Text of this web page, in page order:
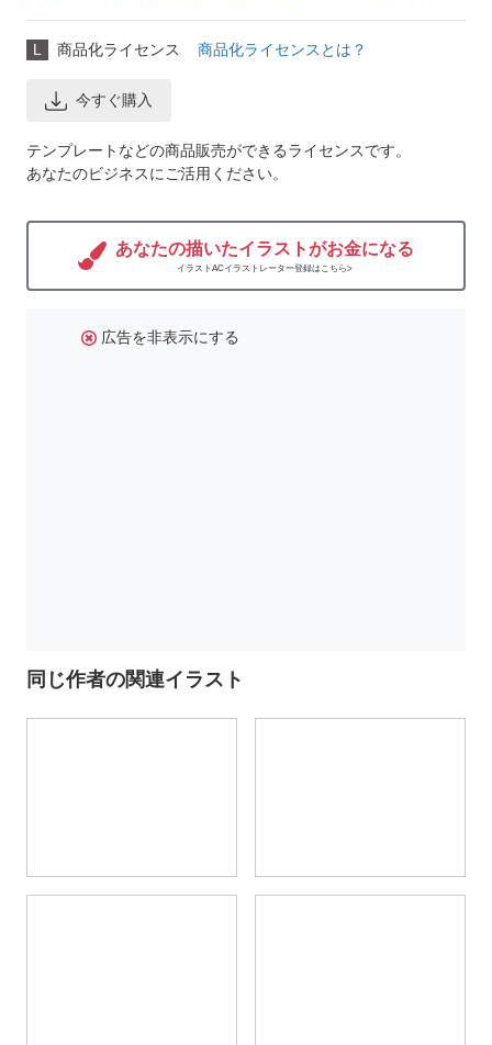
L 商品化ライセンス 商品化ライセンスとは？
今すぐ購入
テンプレートなどの商品販売ができるライセンスです。
あなたのビジネスにご活用ください。
あなたの描いたイラストがお金になる
イラストACイラストレーター登録はこちら>
広告を非表示にする
同じ作者の関連イラスト